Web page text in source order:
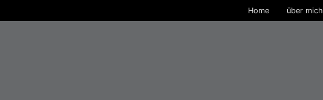
Home über mich